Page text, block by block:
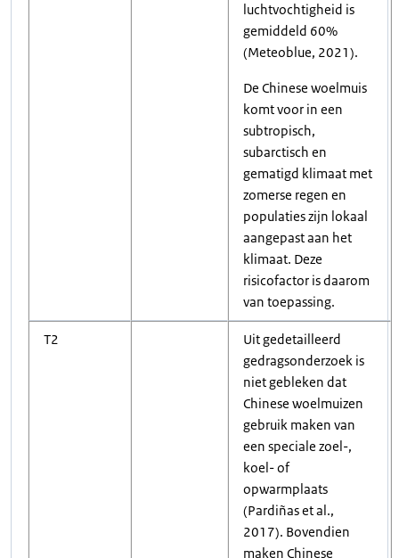
luchtvochtigheid is
gemiddeld 60%
(Meteoblue, 2021).
De Chinese woelmuis
komt voor in een
subtropisch,
subarctisch en
gematigd klimaat met
zomerse regen en
populaties zijn lokaal
aangepast aan het
klimaat. Deze
risicofactor is daarom
van toepassing.
T2
Uit gedetailleerd
gedragsonderzoek is
niet gebleken dat
Chinese woelmuizen
gebruik maken van
een speciale zoel-,
koel- of
opwarmplaats
(Pardiñas et al.,
2017). Bovendien
maken Chinese